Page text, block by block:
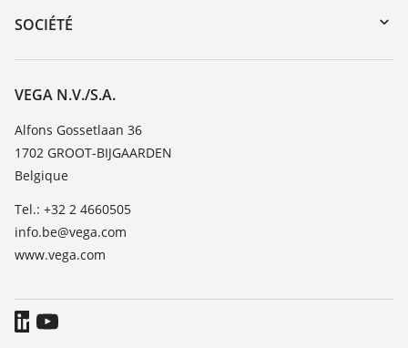
DTM Collection/PACTware
Formations
Liste de compatibilité chimique
TeamViewer
SOCIÉTÉ
Carrière
À propos de VEGA
Contact
News
Presse
Blog
VEGA N.V./S.A.
Alfons Gossetlaan 36
1702 GROOT-BIJGAARDEN
Belgique
Tel.: +32 2 4660505
info.be@vega.com
www.vega.com